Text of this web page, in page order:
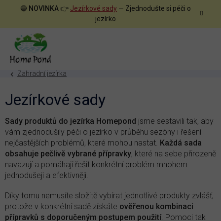
🔵 NOVINKA 👉 Jezírkové sady — Zjednodušte si péči o
jezírko
Zahradní jezírka
Jezírkové sady
Sady produktů do jezírka Homepond jsme sestavili tak, aby
vám zjednodušily péči o jezírko v průběhu sezóny i řešení
nejčastějších problémů, které mohou nastat. Každá sada
obsahuje pečlivě vybrané přípravky, které na sebe přirozeně
navazují a pomáhají řešit konkrétní problém mnohem
jednodušeji a efektivněji.
Díky tomu nemusíte složitě vybírat jednotlivé produkty zvlášť,
protože v konkrétní sadě získáte ověřenou kombinaci
přípravků s doporučeným postupem použití . Pomoci tak